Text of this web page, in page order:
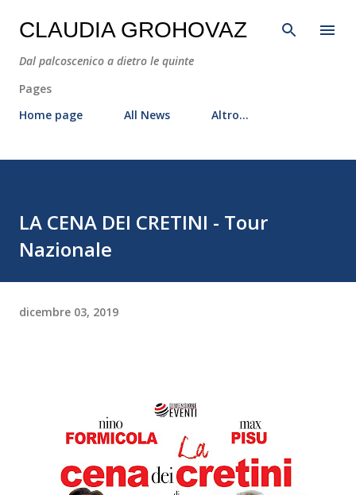
Passa ai contenuti principali
CLAUDIA GROHOVAZ
Dal palcoscenico a dietro le quinte
Pages
Home page
All News Altro…
LA CENA DEI CRETINI - Tour
Nazionale
dicembre 03, 2019